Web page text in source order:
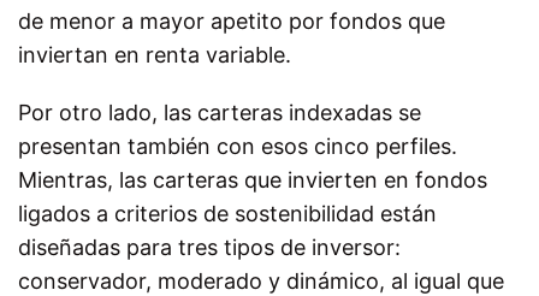
de menor a mayor apetito por fondos que
inviertan en renta variable.
Por otro lado, las carteras indexadas se
presentan también con esos cinco perfiles.
Mientras, las carteras que invierten en fondos
ligados a criterios de sostenibilidad están
diseñadas para tres tipos de inversor:
conservador, moderado y dinámico, al igual que